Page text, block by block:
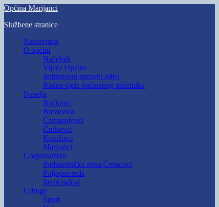
Skip
main
Općina Marijanci
Službene stranice
Toggle
mobile
Naslovnica
O općini
Načelnik
Vijeće Općine
Jedinstveni upravni odjel
Radna tijela općinskog načelnika
Naselja
Bočkinci
Brezovica
Čamagajevci
Črnkovci
Kunišinci
Marijanci
Gospodarstvo
Poduzetnička zona Črnkovci
Poljoprivreda
Javni radovi
Udruge
Šport